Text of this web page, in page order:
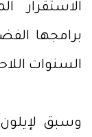
الاستقرار
برامجها
السنوات
وسبق